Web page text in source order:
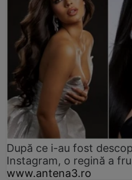
După ce i-au fost
Instagram, o regină a
www.antena3.ro